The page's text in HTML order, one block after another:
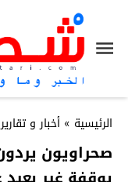
الرئيسية » أخبار و تقارير
صحراويون